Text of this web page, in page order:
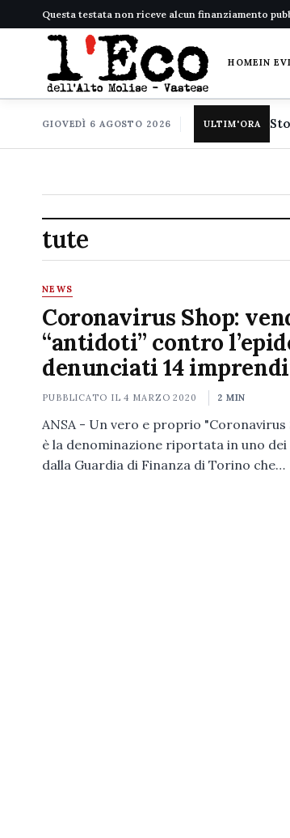
Questa testata non riceve alcun finanziamento
HOMEIN
GIOVEDÌ 6 AGOSTO 2026 ULTIM'ORA
tute
NEWS
Coronavirus Shop:
“antidoti” contro
denunciati 14
PUBBLICATO IL4 MARZO 2020 2 MIN
ANSA - Un vero e proprio "Coronavirus
è la denominazione riportata in uno
dalla Guardia di Finanza di Torino che…